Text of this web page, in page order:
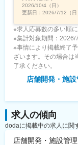
2026/10/4（日）
更新日： 2026/7/12（日
※求人応募数の多い順
※集計対象期間：2026/
※事情により掲載終了
ざいます。その場合は
了承ください。
店舗開発・施
求人の傾向
dodaに掲載中の求人に関
店舗開発・施設管理